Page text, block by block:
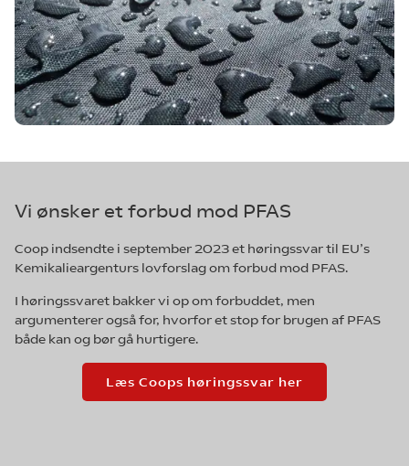
Vi ønsker et forbud mod PFAS
Coop indsendte i september 2023 et høringssvar til EU’s
Kemikalieargenturs lovforslag om forbud mod PFAS.
I høringssvaret bakker vi op om forbuddet, men
argumenterer også for, hvorfor et stop for brugen af PFAS
både kan og bør gå hurtigere.
Læs Coops høringssvar her